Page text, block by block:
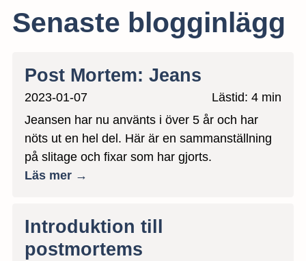
Senaste blogginlägg
Post Mortem: Jeans
Lästid: 4 min
2023-01-07
Jeansen har nu använts i över 5 år och har
nöts ut en hel del. Här är en sammanställning
på slitage och fixar som har gjorts.
Läs mer →
Introduktion till
postmortems